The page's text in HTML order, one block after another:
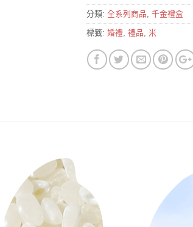
分類: 全系列商品 千金禮盒
標籤: 婚禮 禮品 米